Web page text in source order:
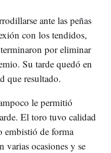
ante las peñas
con los tendidos,
por eliminar
Su tarde quedó en
que resultado.
le permitió
El toro tuvo calidad
embistió de forma
varias ocasiones y se